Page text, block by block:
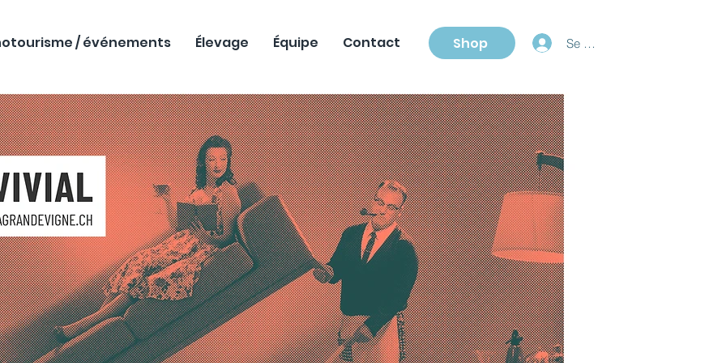
/ événements Élevage Équipe Contact Shop Se connecter